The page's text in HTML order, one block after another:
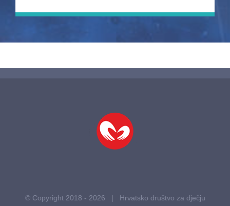
© Copyright 2018 - 2026 | Hrvatsko društvo za dječju